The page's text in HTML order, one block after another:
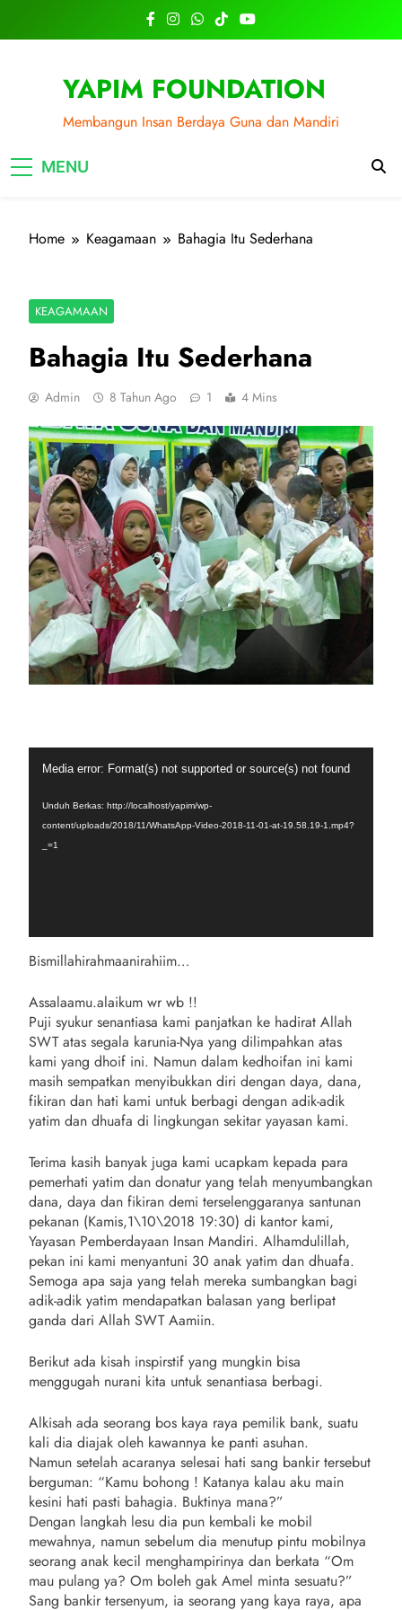
YAPIM FOUNDATION
Membangun Insan Berdaya Guna dan Mandiri
MENU
Home Keagamaan Bahagia Itu Sederhana
KEAGAMAAN
Bahagia Itu Sederhana
Admin 8 Tahun Ago 1 4 Mins
Video
Media error: Format(s) not supported or source(s) not found
Unduh Berkas: http://localhost/yapim/wp-
content/uploads/2018/11/WhatsApp-Video-2018-11-01-at-19.58.19-1.mp4?
_=1
Bismillahirahmaanirahiim…
Assalaamu.alaikum wr wb !!
Puji syukur senantiasa kami panjatkan ke hadirat Allah
SWT atas segala karunia-Nya yang dilimpahkan atas
kami yang dhoif ini. Namun dalam kedhoifan ini kami
masih sempatkan menyibukkan diri dengan daya, dana,
fikiran dan hati kami untuk berbagi dengan adik-adik
yatim dan dhuafa di lingkungan sekitar yayasan kami.
Terima kasih banyak juga kami ucapkam kepada para
pemerhati yatim dan donatur yang telah menyumbangkan
dana, daya dan fikiran demi terselenggaranya santunan
pekanan (Kamis,1\10\2018 19:30) di kantor kami,
Yayasan Pemberdayaan Insan Mandiri. Alhamdulillah,
pekan ini kami menyantuni 30 anak yatim dan dhuafa.
Semoga apa saja yang telah mereka sumbangkan bagi
adik-adik yatim mendapatkan balasan yang berlipat
ganda dari Allah SWT Aamiin.
Berikut ada kisah inspirstif yang mungkin bisa
menggugah nurani kita untuk senantiasa berbagi.
Alkisah ada seorang bos kaya raya pemilik bank, suatu
kali dia diajak oleh kawannya ke panti asuhan.
Namun setelah acaranya selesai hati sang bankir tersebut
berguman: “Kamu bohong ! Katanya kalau aku main
kesini hati pasti bahagia. Buktinya mana?”
Dengan langkah lesu dia pun kembali ke mobil
mewahnya, namun sebelum dia menutup pintu mobilnya
seorang anak kecil menghampirinya dan berkata “Om
mau pulang ya? Om boleh gak Amel minta sesuatu?”
Sang bankir tersenyum, ia seorang yang kaya raya, apa